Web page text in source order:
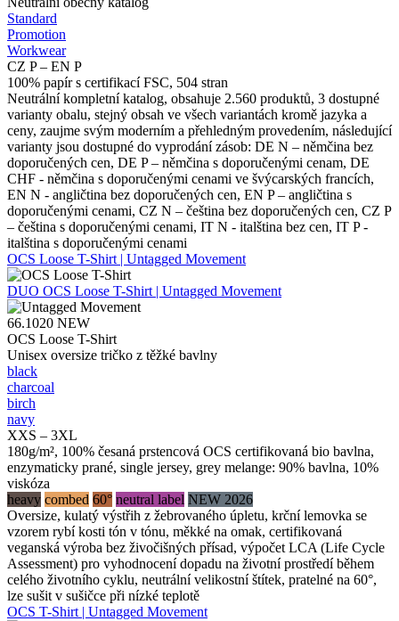
Standard
Promotion
Workwear
CZ P – EN P
100% papír s certifikací FSC, 504 stran
Neutrální kompletní katalog, obsahuje 2.560 produktů, 3 dostupné
varianty obalu, stejný obsah ve všech variantách kromě jazyka a
ceny, zaujme svým moderním a přehledným provedením, následující
varianty jsou dostupné do vyprodání zásob: DE N – němčina bez
doporučených cen, DE P – němčina s doporučenými cenam, DE
CHF - němčina s doporučenými cenami ve švýcarských francích,
EN N - angličtina bez doporučených cen, EN P – angličtina s
doporučenými cenami, CZ N – čeština bez doporučených cen, CZ P
– čeština s doporučenými cenami, IT N - italština bez cen, IT P -
italština s doporučenými cenami
OCS Loose T-Shirt | Untagged Movement
DUO OCS Loose T-Shirt | Untagged Movement
66.1020 NEW
OCS Loose T-Shirt
Unisex oversize tričko z těžké bavlny
black
charcoal
birch
navy
XXS – 3XL
180g/m², 100% česaná prstencová OCS certifikovaná bio bavlna,
enzymaticky prané, single jersey, grey melange: 90% bavlna, 10%
viskóza
heavy combed 60° neutral label NEW 2026
Oversize, kulatý výstřih z žebrovaného úpletu, krční lemovka se
vzorem rybí kosti tón v tónu, měkké na omak, certifikovaná
veganská výroba bez živočišných přísad, výpočet LCA (Life Cycle
Assessment) pro vyhodnocení dopadu na životní prostředí během
celého životního cyklu, neutrální velikostní štítek, pratelné na 60°,
lze sušit v sušičce při nízké teplotě
OCS T-Shirt | Untagged Movement